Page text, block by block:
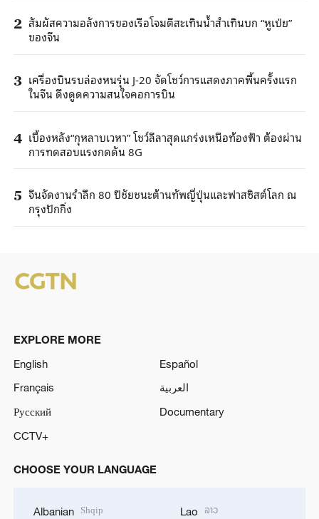
2 สัมผัสความอลังการของเรือโจมตีสะเทินน้ำสำเทินบก “หูเป่ย”
ของจีน
3 เครื่องบินรบล่องหนรุ่น J-20 จัดโชว์การแสดงภาคพื้นครั้งแรก
ในจีน ดึงดูดความสนใจคอการบิน
4 เบื้องหลัง“กุหลาบเวหา” โชว์ลีลาสุดแกร่งเหนือท้องฟ้า ต้องผ่าน
การทดสอบแรงกดดัน 8G
5 จีนจัดงานรำลึก 80 ปีชัยชนะต้านทัพญี่ปุ่นและฟาสซิสต์โลก ณ
กรุงปักกิ่ง
EXPLORE MORE
English
Español
Français
العربية
Русский
Documentary
CCTV+
CHOOSE YOUR LANGUAGE
Albanian Shqip Lao ລາວ